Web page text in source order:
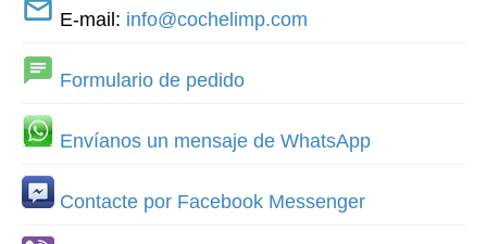
E-mail: info@cochelimp.com
Formulario de pedido
Envíanos un mensaje de WhatsApp
Contacte por Facebook Messenger